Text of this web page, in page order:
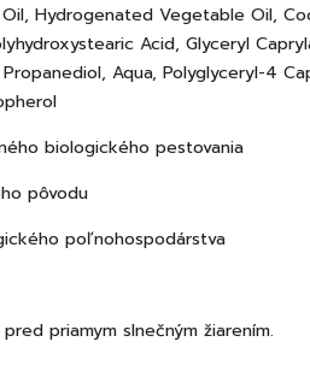
Hydrogenated Vegetable Oil,
Acid, Glyceryl
Aqua, Polyglyceryl-4
biologického pestovania
pôvodu
poľnohospodárstva
priamym slnečným žiarením.